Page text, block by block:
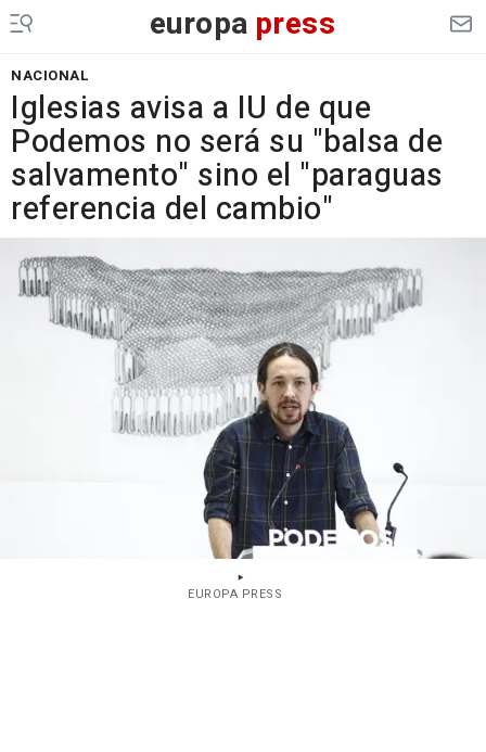
europa press
NACIONAL
Iglesias avisa a IU de que
Podemos no será su "balsa de
salvamento" sino el "paraguas
referencia del cambio"
EUROPA PRESS